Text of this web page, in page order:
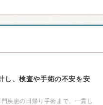
し、検査や手術の不安を安
疾患の日帰り手術まで、一貫し